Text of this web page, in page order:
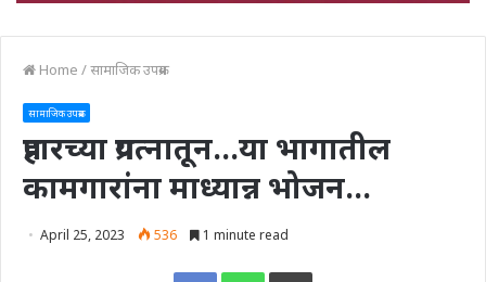
Home /सामाजिक उपक्रम
सामाजिक उपक्रम
प्रहारच्या प्रयत्नातून…या भागातील
कामगारांना माध्यान्न भोजन…
April 25, 2023 536 1 minute read
Print